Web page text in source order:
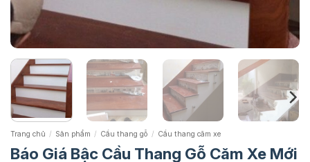
Trang chủ / Sản phẩm / Cầu thang gỗ / Cầu thang căm xe
Báo Giá Bậc Cầu Thang Gỗ Căm Xe Mới